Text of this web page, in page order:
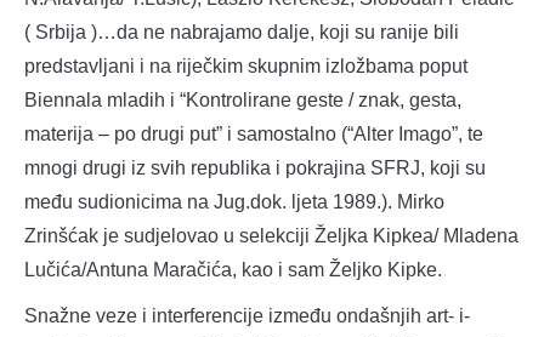
( Srbija )…da ne nabrajamo dalje, koji su ranije bili
predstavljani i na riječkim skupnim izložbama poput
Biennala mladih i “Kontrolirane geste / znak, gesta,
materija – po drugi put” i samostalno (“Alter Imago”, te
mnogi drugi iz svih republika i pokrajina SFRJ, koji su
među sudionicima na Jug.dok. ljeta 1989.). Mirko
Zrinšćak je sudjelovao u selekciji Željka Kipkea/ Mladena
Lučića/Antuna Maračića, kao i sam Željko Kipke.
Snažne veze i interferencije između ondašnjih art- i-